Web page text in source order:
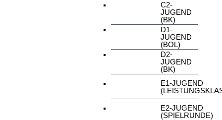
C2-
JUGEND
(BK)
D1-
JUGEND
(BOL)
D2-
JUGEND
(BK)
E1-JUGEND
E2-JUGEND
(SPIELRUNDE)